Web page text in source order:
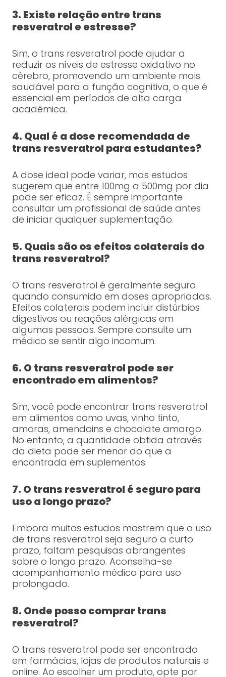
3. Existe relação entre trans
resveratrol e estresse?
Sim, o trans resveratrol pode ajudar a
reduzir os níveis de estresse oxidativo no
cérebro, promovendo um ambiente mais
saudável para a função cognitiva, o que é
essencial em períodos de alta carga
acadêmica.
4. Qual é a dose recomendada de
trans resveratrol para estudantes?
A dose ideal pode variar, mas estudos
sugerem que entre 100mg a 500mg por dia
pode ser eficaz. É sempre importante
consultar um profissional de saúde antes
de iniciar qualquer suplementação.
5. Quais são os efeitos colaterais do
trans resveratrol?
O trans resveratrol é geralmente seguro
quando consumido em doses apropriadas.
Efeitos colaterais podem incluir distúrbios
digestivos ou reações alérgicas em
algumas pessoas. Sempre consulte um
médico se sentir algo incomum.
6. O trans resveratrol pode ser
encontrado em alimentos?
Sim, você pode encontrar trans resveratrol
em alimentos como uvas, vinho tinto,
amoras, amendoins e chocolate amargo.
No entanto, a quantidade obtida através
da dieta pode ser menor do que a
encontrada em suplementos.
7. O trans resveratrol é seguro para
uso a longo prazo?
Embora muitos estudos mostrem que o uso
de trans resveratrol seja seguro a curto
prazo, faltam pesquisas abrangentes
sobre o longo prazo. Aconselha-se
acompanhamento médico para uso
prolongado.
8. Onde posso comprar trans
resveratrol?
O trans resveratrol pode ser encontrado
em farmácias, lojas de produtos naturais e
online. Ao escolher um produto, opte por